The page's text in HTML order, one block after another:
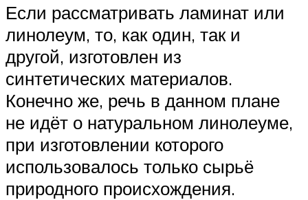
Если рассматривать ламинат или
линолеум, то, как один, так и
другой, изготовлен из
синтетических материалов.
Конечно же, речь в данном плане
не идёт о натуральном линолеуме,
при изготовлении которого
использовалось только сырьё
природного происхождения.